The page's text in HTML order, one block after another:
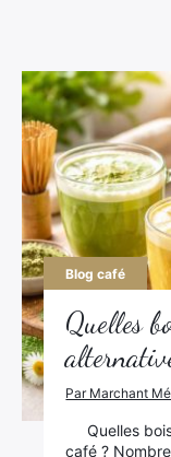
Blog café
Quelles
Par Marchant
Quelles
café ?